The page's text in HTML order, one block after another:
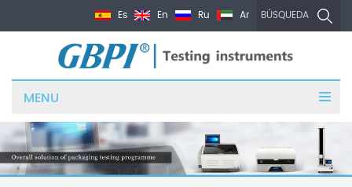
BÚSQUEDA
Es En Ru Ar
MENU